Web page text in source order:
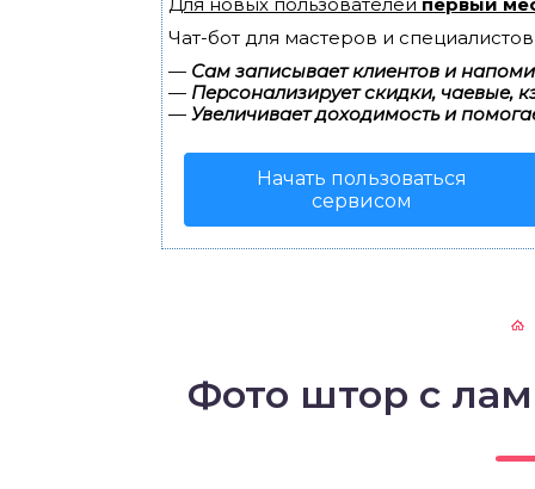
Чат-бот для мастеров и
— Сам записывает клиентов и
— Персонализирует скидки, чаевые,
— Увеличивает доходимость и
Начать пользоваться
сервисом
Фото штор с